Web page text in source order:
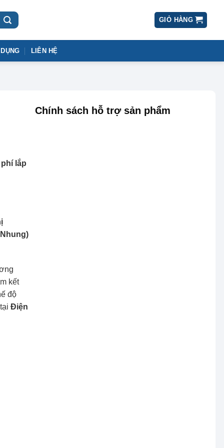
GIỎ HÀNG
LIÊN HỆ
lắp
kết
độ
Điện
Chính sách hỗ trợ sản phẩm